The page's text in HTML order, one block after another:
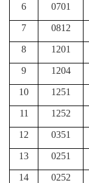
6 0701
7 0812
8 1201
9 1204
10 1251
11 1252
12 0351
13 0251
14 0252